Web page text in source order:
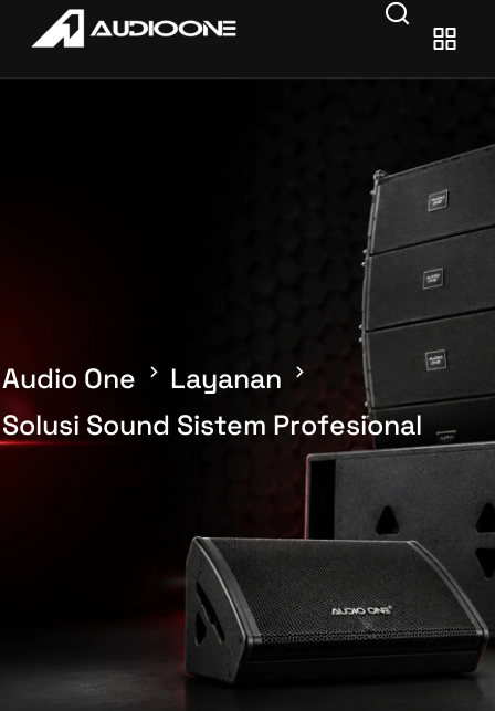
Audio One
Layanan
Solusi Sound Sistem Profesional